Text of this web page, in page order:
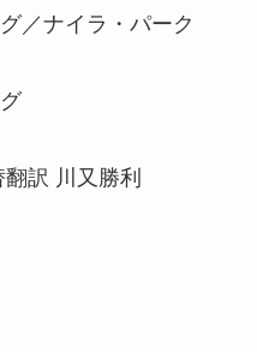
／ナイラ・パーク
訳 川又勝利